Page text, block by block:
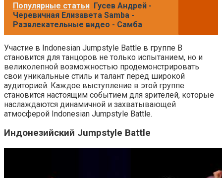
Популярные статьи Гусев Андрей -
Черевичная Елизавета Samba -
Развлекательные видео - Самба
Участие в Indonesian Jumpstyle Battle в группе B
становится для танцоров не только испытанием, но и
великолепной возможностью продемонстрировать
свои уникальные стиль и талант перед широкой
аудиторией. Каждое выступление в этой группе
становится настоящим событием для зрителей, которые
наслаждаются динамичной и захватывающей
атмосферой Indonesian Jumpstyle Battle.
Индонезийский Jumpstyle Battle